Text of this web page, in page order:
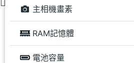
主相機畫素
RAM記憶體
電池容量